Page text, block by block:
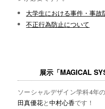
大学生における事件・事故
不正行為防止について
展示「MAGICAL
ソーシャルデザイン学科4年の
田真優花と中村心香です！